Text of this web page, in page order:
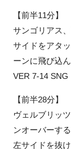
【前半11分】
サンゴリアス
サイドをアタ
ーンに飛び込
VER 7-14 SNG
【前半28分】
ヴェルブリッ
ンオーバーす
左サイドを抜